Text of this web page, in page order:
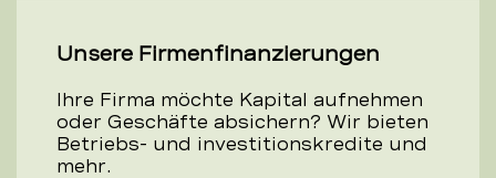
Unsere Firmenfinanzierungen
Ihre Firma möchte Kapital aufnehmen
oder Geschäfte absichern? Wir bieten
Betriebs- und investitionskredite und
mehr.